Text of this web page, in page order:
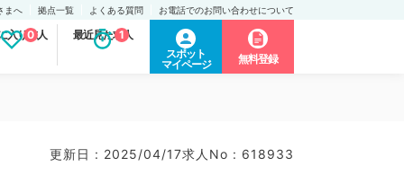
まへ 拠点一覧 よくある質問 お電話でのお問い合わせについて
入り求人
0 最近見た求人
1
スポット
マイページ
無料登録
更新日 : 2025/04/17求人No : 618933